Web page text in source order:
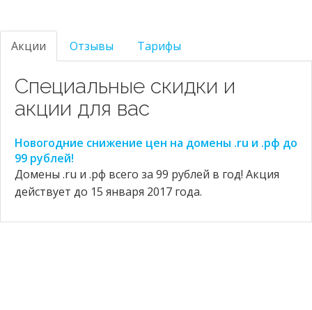
Акции Отзывы Тарифы
Специальные скидки и
акции для вас
Новогодние снижение цен на домены .ru и .рф до
99 рублей!
Домены .ru и .рф всего за 99 рублей в год! Акция
действует до 15 января 2017 года.